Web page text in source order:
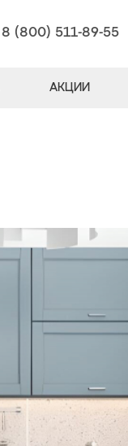
8 (800) 511-89-55
АКЦИИ